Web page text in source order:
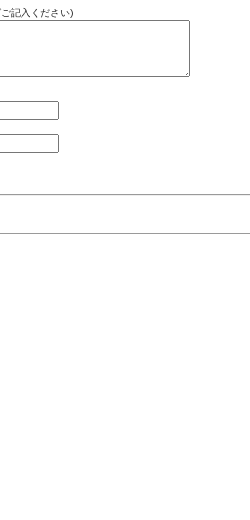
記入ください)